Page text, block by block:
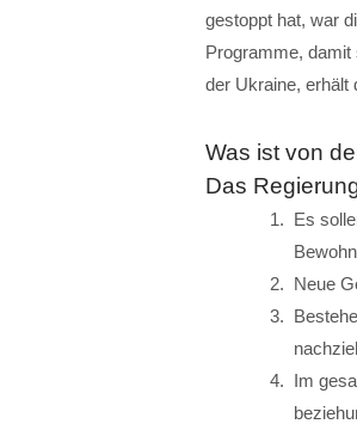
gestoppt hat, war
Programme, damit
der Ukraine, erhält
Was ist von
Das
Es
Neue
Im